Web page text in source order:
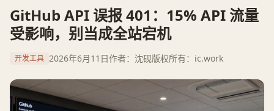
GitHub API 误报 401：15% API 流量
受影响，别当成全站宕机
开发工具 2026年6月11日作者：沈砚版权所有：ic.work